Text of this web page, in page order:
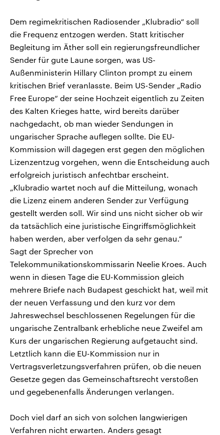
Dem regimekritischen Radiosender „Klubradio“ soll
die Frequenz entzogen werden. Statt kritischer
Begleitung im Äther soll ein regierungsfreundlicher
Sender für gute Laune sorgen, was US-
Außenministerin Hillary Clinton prompt zu einem
kritischen Brief veranlasste. Beim US-Sender „Radio
Free Europe“ der seine Hochzeit eigentlich zu Zeiten
des Kalten Krieges hatte, wird bereits darüber
nachgedacht, ob man wieder Sendungen in
ungarischer Sprache auflegen sollte. Die EU-
Kommission will dagegen erst gegen den möglichen
Lizenzentzug vorgehen, wenn die Entscheidung auch
erfolgreich juristisch anfechtbar erscheint.
„Klubradio wartet noch auf die Mitteilung, wonach
die Lizenz einem anderen Sender zur Verfügung
gestellt werden soll. Wir sind uns nicht sicher ob wir
da tatsächlich eine juristische Eingriffsmöglichkeit
haben werden, aber verfolgen da sehr genau.“
Sagt der Sprecher von
Telekommunikationskommissarin Neelie Kroes. Auch
wenn in diesen Tage die EU-Kommission gleich
mehrere Briefe nach Budapest geschickt hat, weil mit
der neuen Verfassung und den kurz vor dem
Jahreswechsel beschlossenen Regelungen für die
ungarische Zentralbank erhebliche neue Zweifel am
Kurs der ungarischen Regierung aufgetaucht sind.
Letztlich kann die EU-Kommission nur in
Vertragsverletzungsverfahren prüfen, ob die neuen
Gesetze gegen das Gemeinschaftsrecht verstoßen
und gegebenenfalls Änderungen verlangen.
Doch viel darf an sich von solchen langwierigen
Verfahren nicht erwarten. Anders gesagt